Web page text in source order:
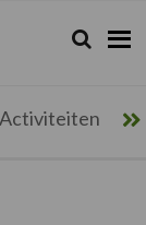
Zoeken...
Zoek
Activiteiten